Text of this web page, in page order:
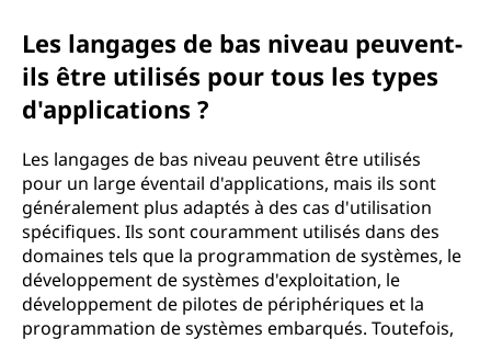
Les langages de bas niveau peuvent-
ils être utilisés pour tous les types
d'applications ?
Les langages de bas niveau peuvent être utilisés
pour un large éventail d'applications, mais ils sont
généralement plus adaptés à des cas d'utilisation
spécifiques. Ils sont couramment utilisés dans des
domaines tels que la programmation de systèmes, le
développement de systèmes d'exploitation, le
développement de pilotes de périphériques et la
programmation de systèmes embarqués. Toutefois,